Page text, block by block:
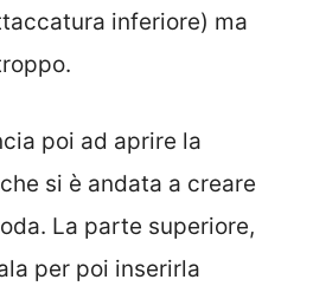
inferiore) ma
poi ad aprire la
si è andata a creare
La parte superiore,
per poi inserirla